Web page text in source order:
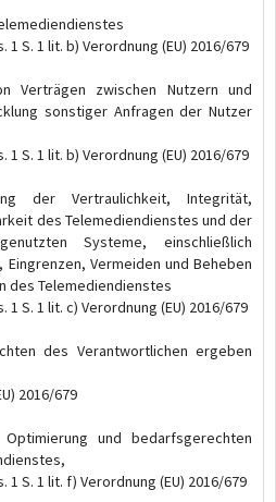
S. 1 lit. b) Verordnung (EU) 2016/679
Verträgen zwischen Nutzern und
sonstiger Anfragen der Nutzer
S. 1 lit. b) Verordnung (EU) 2016/679
der Vertraulichkeit, Integrität,
des Telemediendienstes und der
Systeme, einschließlich
Eingrenzen, Vermeiden und Beheben
des Telemediendienstes
S. 1 lit. c) Verordnung (EU) 2016/679
des Verantwortlichen ergeben
2016/679
und bedarfsgerechten
S. 1 lit. f) Verordnung (EU) 2016/679